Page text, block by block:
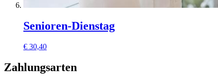
Senioren-Dienstag
€ 30,40
Zahlungsarten